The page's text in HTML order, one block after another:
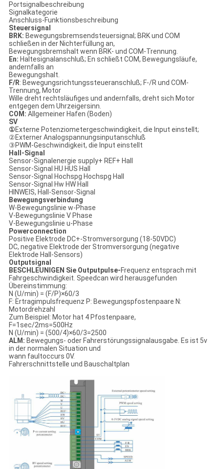
Portsignalbeschreibung
Signalkategorie
Anschluss-Funktionsbeschreibung
Steuersignal
BRK: Bewegungsbremsendsteuersignal; BRK und COM
schließen in der Nichterfüllung an,
Bewegungsbremshalt wenn BRK- und COM-Trennung.
En: Haltesignalanschluß; En schließt COM, Bewegungsläufe,
andernfalls an
Bewegungshalt.
F/R: Bewegungsrichtungssteueranschluß; F-/R und COM-
Trennung, Motor
Wille dreht rechtsläufiges und andernfalls, dreht sich Motor
entgegen dem Uhrzeigersinn.
COM: Allgemeiner Hafen (Boden)
SV
①Externe Potenziometergeschwindigkeit, die Input einstellt;
②Externer Analogspannungsinputanschluß
③PWM-Geschwindigkeit, die Input einstellt
Hall-Signal
Sensor-Signalenergie supply+ REF+ Hall
Sensor-Signal HU HUS Hall
Sensor-Signal Hochspg Hochspg Hall
Sensor-Signal Hw HW Hall
HINWEIS, Hall-Sensor-Signal
Bewegungsverbindung
W-Bewegungslinie w-Phase
V-Bewegungslinie V Phase
V-Bewegungslinie u-Phase
Powerconnection
Positive Elektrode DC+-Stromversorgung (18-50VDC)
DC, negative Elektrode der Stromversorgung (negative
Elektrode Hall-Sensors)
Outputsignal
BESCHLEUNIGEN Sie Outputpulse-Frequenz entsprach mit
Fahrgeschwindigkeit. Speedcan wird herausgefunden
Übereinstimmung:
N (U/min) = (F/P)×60/3
F: Ertragimpulsfrequenz P: Bewegungspfostenpaare N:
Motordrehzahl
Zum Beispiel: Motor hat 4 Pfostenpaare,
F=1sec/2ms=500Hz
N (U/min) = (500/4)×60/3=2500
ALM: Bewegungs- oder Fahrerstörungssignalausgabe. Es ist 5v
in der normalen Situation und
wann faultoccurs 0V.
Fahrerschnittstelle und Bauschaltplan